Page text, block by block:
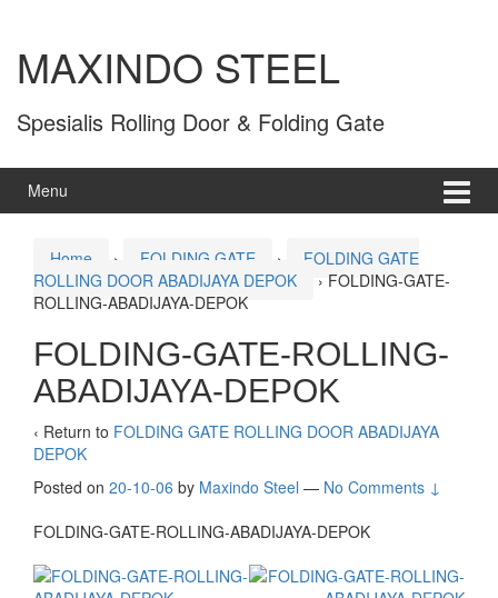
MAXINDO STEEL
Spesialis Rolling Door & Folding Gate
Menu
Home › FOLDING GATE ›
FOLDING GATE
ROLLING DOOR ABADIJAYA DEPOK
› FOLDING-GATE-
ROLLING-ABADIJAYA-DEPOK
FOLDING-GATE-ROLLING-
ABADIJAYA-DEPOK
‹ Return to FOLDING GATE ROLLING DOOR ABADIJAYA
DEPOK
Posted on 20-10-06 by Maxindo Steel — No Comments ↓
FOLDING-GATE-ROLLING-ABADIJAYA-DEPOK